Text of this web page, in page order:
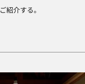
紹介する。